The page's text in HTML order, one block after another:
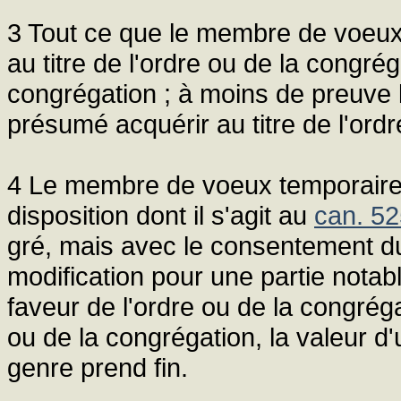
3 Tout ce que le membre de
au titre de l'ordre ou de la
congrégation ; à moins de
présumé acquérir au titre de
4 Le membre de voeux
disposition dont il s'agit au can.
gré, mais avec le consentement
modification pour une partie
faveur de l'ordre ou de la
ou de la congrégation, la valeur
genre prend fin.